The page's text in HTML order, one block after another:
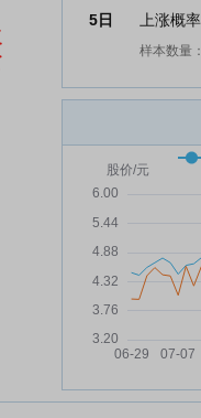
5日 上涨概
样本数量